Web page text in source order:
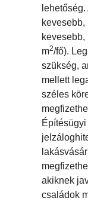
m2/fő).
szükség,
mellett
széles
akiknek
családok